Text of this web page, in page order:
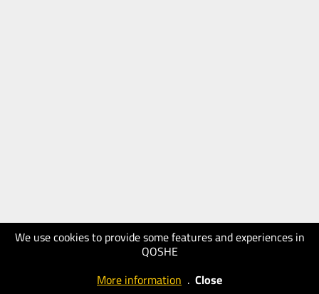
We use cookies to provide some features and experiences in
QOSHE
More information . Close